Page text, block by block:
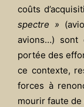
coûts
spectre »
avions…) sont
portée des
ce contexte,
forces à
mourir faute